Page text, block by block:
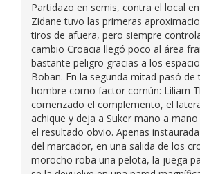
Partidazo en semis, contra el local
Zidane tuvo las primeras
tiros de afuera, pero siempre
cambio Croacia llegó poco al área
bastante peligro gracias a los
Boban. En la segunda mitad pasó de
hombre como factor común: Liliam
comenzado el complemento, el
achique y deja a Suker mano a
el resultado obvio. Apenas
del marcador, en una salida de los
morocho roba una pelota, la juega